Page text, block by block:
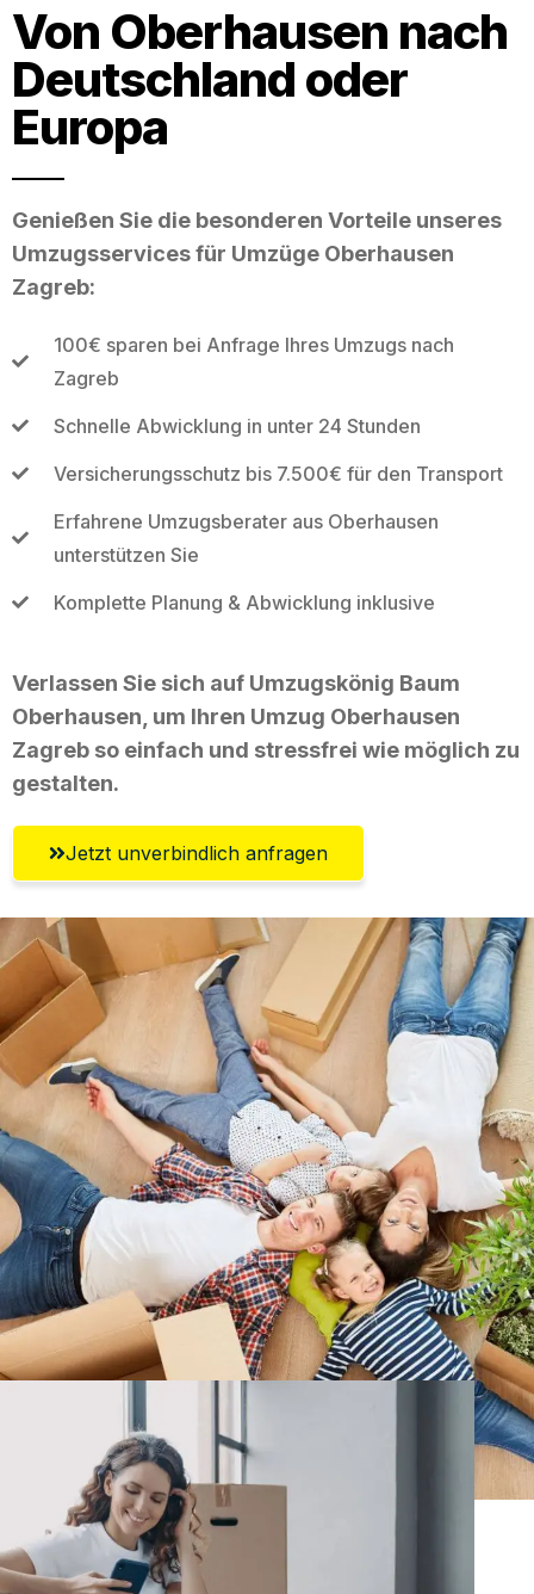
Von Oberhausen nach
Deutschland oder
Europa
Genießen Sie die besonderen Vorteile unseres
Umzugsservices für Umzüge Oberhausen
Zagreb:
100€ sparen bei Anfrage Ihres Umzugs nach
Zagreb
Schnelle Abwicklung in unter 24 Stunden
Versicherungsschutz bis 7.500€ für den Transport
Erfahrene Umzugsberater aus Oberhausen
unterstützen Sie
Komplette Planung & Abwicklung inklusive
Verlassen Sie sich auf Umzugskönig Baum
Oberhausen, um Ihren Umzug Oberhausen
Zagreb so einfach und stressfrei wie möglich zu
gestalten.
Jetzt unverbindlich anfragen